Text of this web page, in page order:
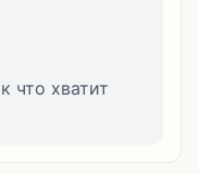
что хватит